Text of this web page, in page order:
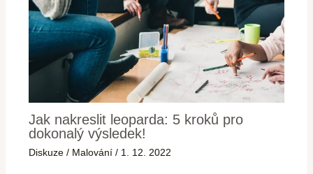
Jak nakreslit leoparda: 5 kroků pro
dokonalý výsledek!
Diskuze / Malování / 1. 12. 2022